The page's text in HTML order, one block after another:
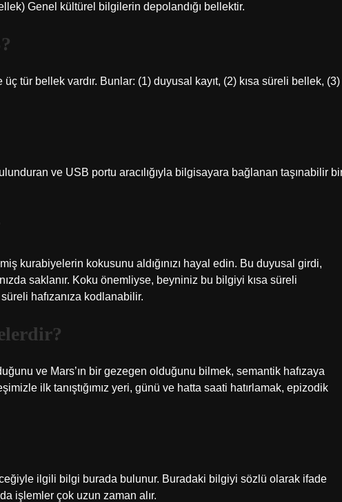
Genel kültürel bilgilerin depolandığı bellektir.
tür bellek vardır. Bunlar: (1) duyusal kayıt, (2) kısa süreli bellek, (3)
ve USB portu aracılığıyla bilgisayara bağlanan taşınabilir
kurabiyelerin kokusunu aldığınızı hayal edin. Bu duyusal girdi,
saklanır. Koku önemliyse, beyniniz bu bilgiyi kısa süreli
hafızanıza kodlanabilir.
ve Mars’ın bir gezegen olduğunu bilmek, semantik hafızaya
ilk tanıştığımız yeri, günü ve hatta saati hatırlamak, epizodik
ilgili bilgi burada bulunur. Buradaki bilgiyi sözlü olarak ifade
işlemler çok uzun zaman alır.